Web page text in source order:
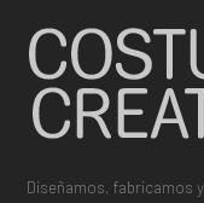
Diseñamos, fabricamos